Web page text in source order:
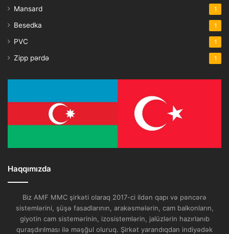
Mansard 1
Besedka 1
PVC 1
Zipp pərdə 1
Haqqımızda
Biz AMF MMC şirkəti olaraq 2017-ci ildən qapı və pəncərə
sistemlərini, şüşə fasadlarının, arakəsmələrin, cam balkonların,
giyotin cam sistemərinin, izosistemlərin, jalüzlərin hazırlanıb
quraşdırılması ilə məşğul oluruq. Şirkət yarandıqdan indiyədək